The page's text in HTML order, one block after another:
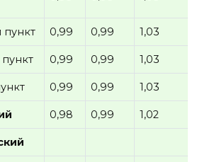
пункт 0,99 0,99 1,03
0,99 0,99 1,03
0,99 0,99 1,03
0,98 0,99 1,02